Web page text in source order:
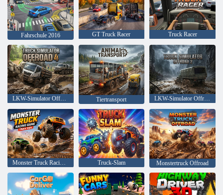
Fahrschule 2016 GT Truck Racer Truck Racer
LKW-Simulator OffRoad 4 Tiertransport LKW-Simulator Offroad 2
Monster Truck Racing Spiel Truck Race Truck-Slam Monstertruck Offroad